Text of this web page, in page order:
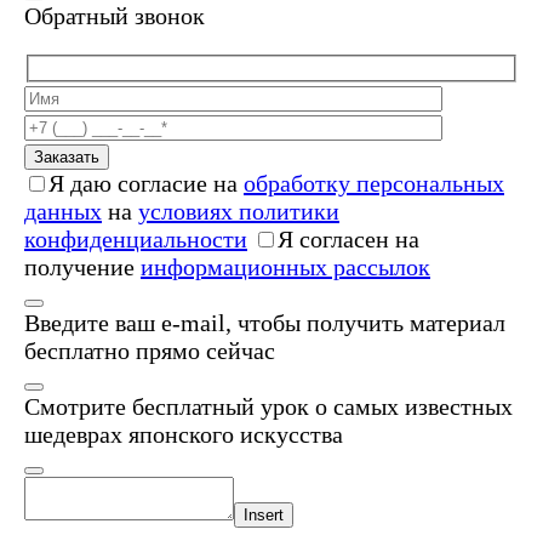
Обратный звонок
Заказать
Я даю согласие на обработку персональных
данных на условиях политики
конфиденциальности
Я согласен на
получение информационных рассылок
Введите ваш e-mail, чтобы получить материал
бесплатно прямо сейчас
Смотрите бесплатный урок о самых известных
шедеврах японского искусства
Insert